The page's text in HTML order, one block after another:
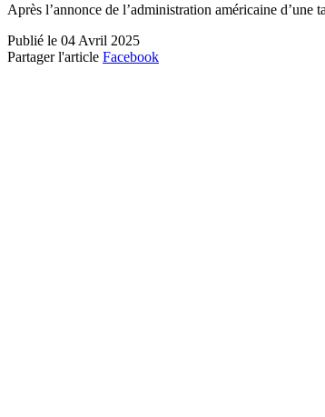
Après l’annonce de l’administration américaine d’une
Publié le 04 Avril 2025
Partager l'article Facebook